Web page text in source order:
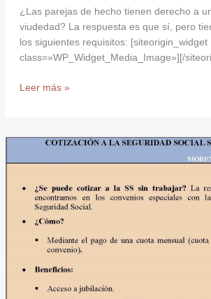
¿Las parejas de hecho tienen derecho a
viudedad? La respuesta es que sí, pero
los siguientes requisitos: [siteorigin_widget
class=»WP_Widget_Media_Image»][/
Leer más »
¿Cómo
trabajar?